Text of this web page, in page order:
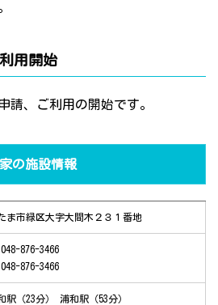
用開始
請、ご利用の開始です。
の施設情報
ま市緑区大字大間木２３１番地
048-876-3466
048-876-3466
駅（23分） 浦和駅（53分）